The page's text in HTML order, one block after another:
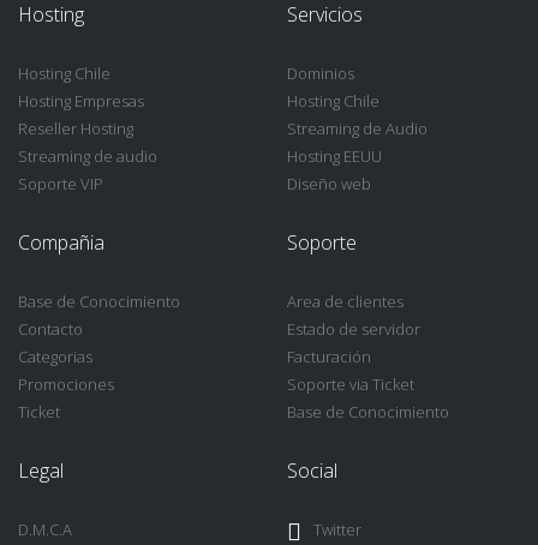
Hosting
Hosting Chile
Hosting Empresas
Reseller Hosting
Streaming de audio
Soporte VIP
Servicios
Dominios
Hosting Chile
Streaming de Audio
Hosting EEUU
Diseño web
Compañia
Base de Conocimiento
Contacto
Categorias
Promociones
Ticket
Soporte
Area de clientes
Estado de servidor
Facturación
Soporte via Ticket
Base de Conocimiento
Legal
D.M.C.A
Social
Twitter